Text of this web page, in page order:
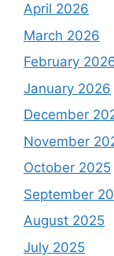
April 2026
March 2026
February
January 2026
December
November
October 2025
September
August 2025
July 2025